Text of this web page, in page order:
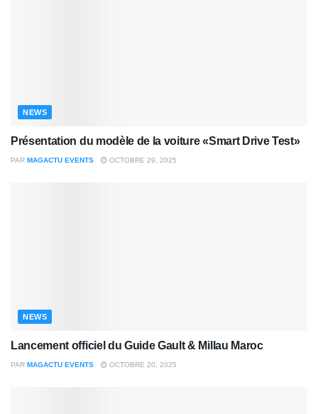
NEWS
Présentation du modèle de la voiture «Smart Drive Test»
PAR MAGACTU EVENTS OCTOBRE 29, 2025
NEWS
Lancement officiel du Guide Gault & Millau Maroc
PAR MAGACTU EVENTS OCTOBRE 20, 2025